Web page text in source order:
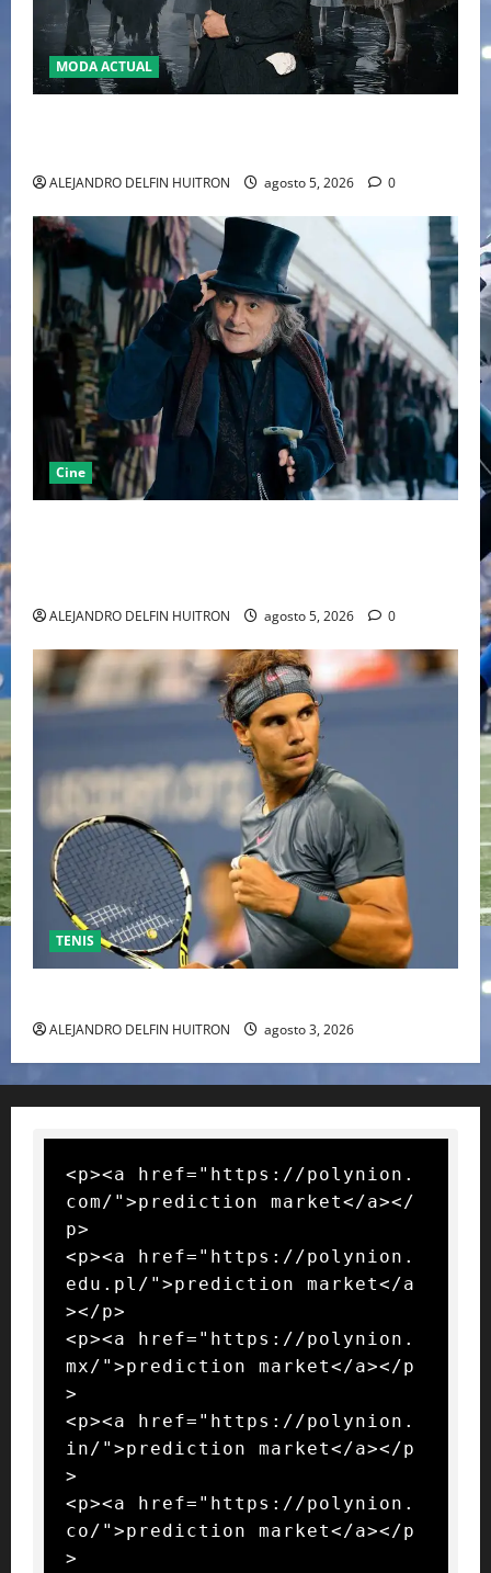
MODA ACTUAL
ALEJANDRO DELFIN HUITRON agosto 5, 2026 0
Cine
ALEJANDRO DELFIN HUITRON agosto 5, 2026 0
TENIS
ALEJANDRO DELFIN HUITRON agosto 3, 2026
<p><a href="https://polynion.
com/">prediction market</a></
p>
<p><a href="https://polynion.
edu.pl/">prediction market</a
></p>
<p><a href="https://polynion.
mx/">prediction market</a></p
>
<p><a href="https://polynion.
in/">prediction market</a></p
>
<p><a href="https://polynion.
co/">prediction market</a></p
>